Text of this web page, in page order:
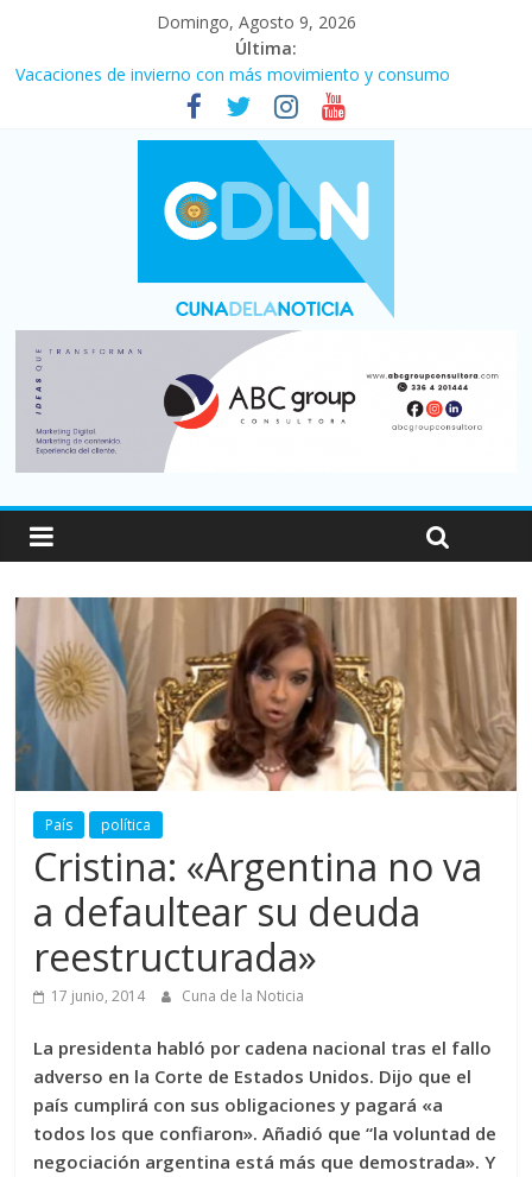
Domingo, Agosto 9, 2026
Última:
Vacaciones de invierno con más movimiento y consumo
turístico: 4,6 millones de personas viajaron por el país, un 5,9%
Fuerte caída de la venta de autos usados en julio: bajó un 12,6%
El agro argentino logró un récord histórico de exportaciones en
el primer semestre de 2026
La morosidad alcanzó su nivel más alto en dos décadas y ya
afecta a 400 mil deudores en Santa Fe
Desde que asumió Milei cerraron 41.000 kioscos: el sector
denuncia crisis como en 2001
País política
Cristina: «Argentina no va
a defaultear su deuda
reestructurada»
17 junio, 2014 Cuna de la Noticia
La presidenta habló por cadena nacional tras el fallo
adverso en la Corte de Estados Unidos. Dijo que el
país cumplirá con sus obligaciones y pagará «a
todos los que confiaron». Añadió que “la voluntad de
negociación argentina está más que demostrada». Y